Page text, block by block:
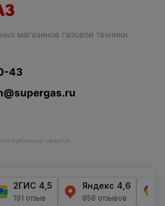
магазинов газовой техники
43
публичной офертой